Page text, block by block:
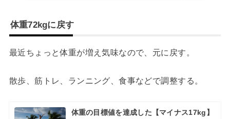
体重72kgに戻す
最近ちょっと体重が増え気味なので、元に戻す。
散歩、筋トレ、ランニング、食事などで調整する。
体重の目標値を達成した【マイナス17kg】